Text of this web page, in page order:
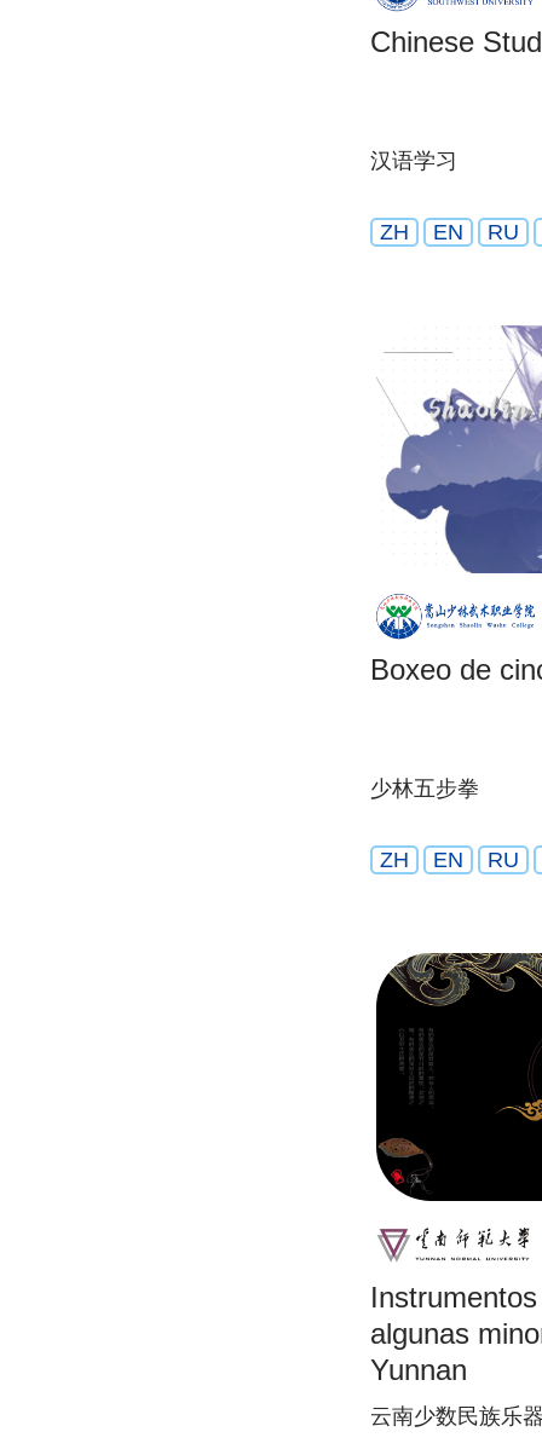
Chinese
汉语学习
ZH EN RU
Boxeo de
少林五步拳
ZH EN RU
algunas
Yunnan
云南少数民族乐